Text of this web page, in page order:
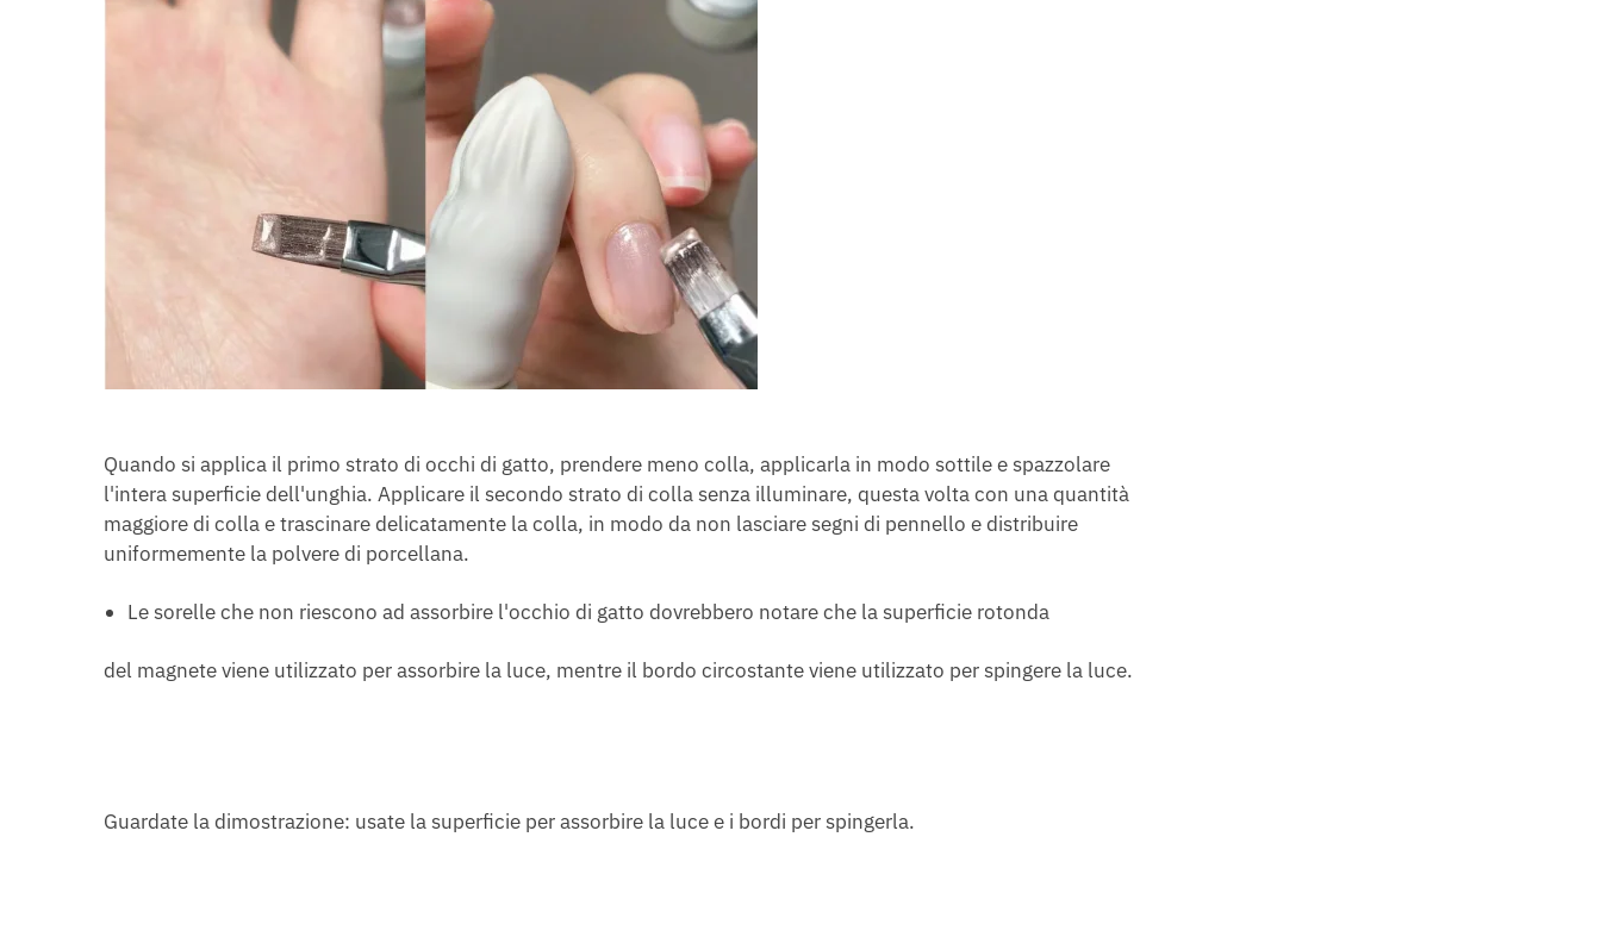
Quando si applica il primo strato di occhi di gatto, prendere meno colla, applicarla in modo sottile e spazzolare
l'intera superficie dell'unghia. Applicare il secondo strato di colla senza illuminare, questa volta con una quantità
maggiore di colla e trascinare delicatamente la colla, in modo da non lasciare segni di pennello e distribuire
uniformemente la polvere di porcellana.
Le sorelle che non riescono ad assorbire l'occhio di gatto dovrebbero notare che la superficie rotonda
del magnete viene utilizzato per assorbire la luce, mentre il bordo circostante viene utilizzato per spingere la luce.
Guardate la dimostrazione: usate la superficie per assorbire la luce e i bordi per spingerla.